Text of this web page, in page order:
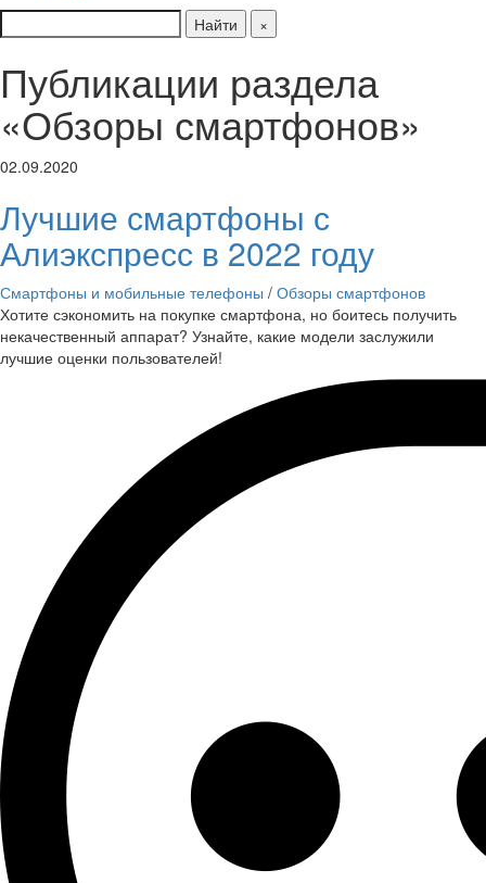
Найти
×
Публикации раздела
«Обзоры смартфонов»
02.09.2020
Лучшие смартфоны с
Алиэкспресс в 2022 году
Смартфоны и мобильные телефоны / Обзоры смартфонов
Хотите сэкономить на покупке смартфона, но боитесь получить
некачественный аппарат? Узнайте, какие модели заслужили
лучшие оценки пользователей!